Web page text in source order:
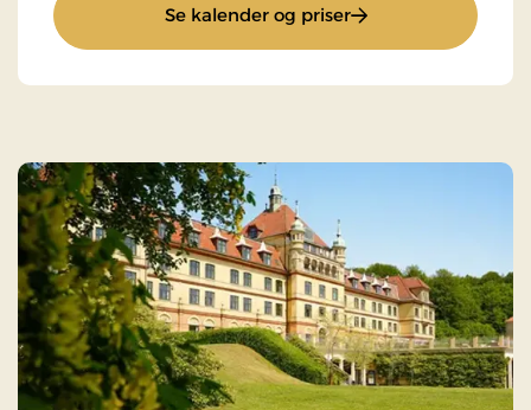
Se kalender og priser: Kæresteophold